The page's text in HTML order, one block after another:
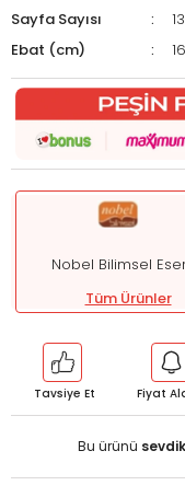
Sayfa Sayısı
Ebat (cm)
Nobel Bilimsel
Tüm Ürünler
Tavsiye Et Fiyat
Bu ürünü